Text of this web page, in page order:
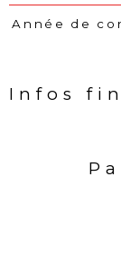
Année de
Infos